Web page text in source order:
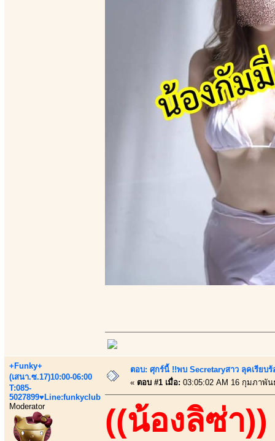
+Funky+
(เสนา.ซ.17)10:00-06:00
T:085-
5027899♥Line:funkyclub
Moderator
ตอบ: ศุกร์นี้ !!พบ Secretaryสาว ลุคเรียบ
« ตอบ #1 เมื่อ: 03:05:02 AM 16 กุมภาพัน
((น้องลิซ่า))